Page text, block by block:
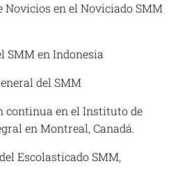
Novicios en el Noviciado SMM
SMM en Indonesia
del SMM
continua en el Instituto de
en Montreal, Canadá.
Escolasticado SMM,